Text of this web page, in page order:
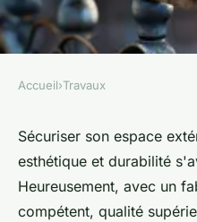
Fabricant
vous offrir un
qualité
Accueil›Travaux
Sécuriser son espace
esthétique et durabilité
Heureusement, avec un
compétent, qualité